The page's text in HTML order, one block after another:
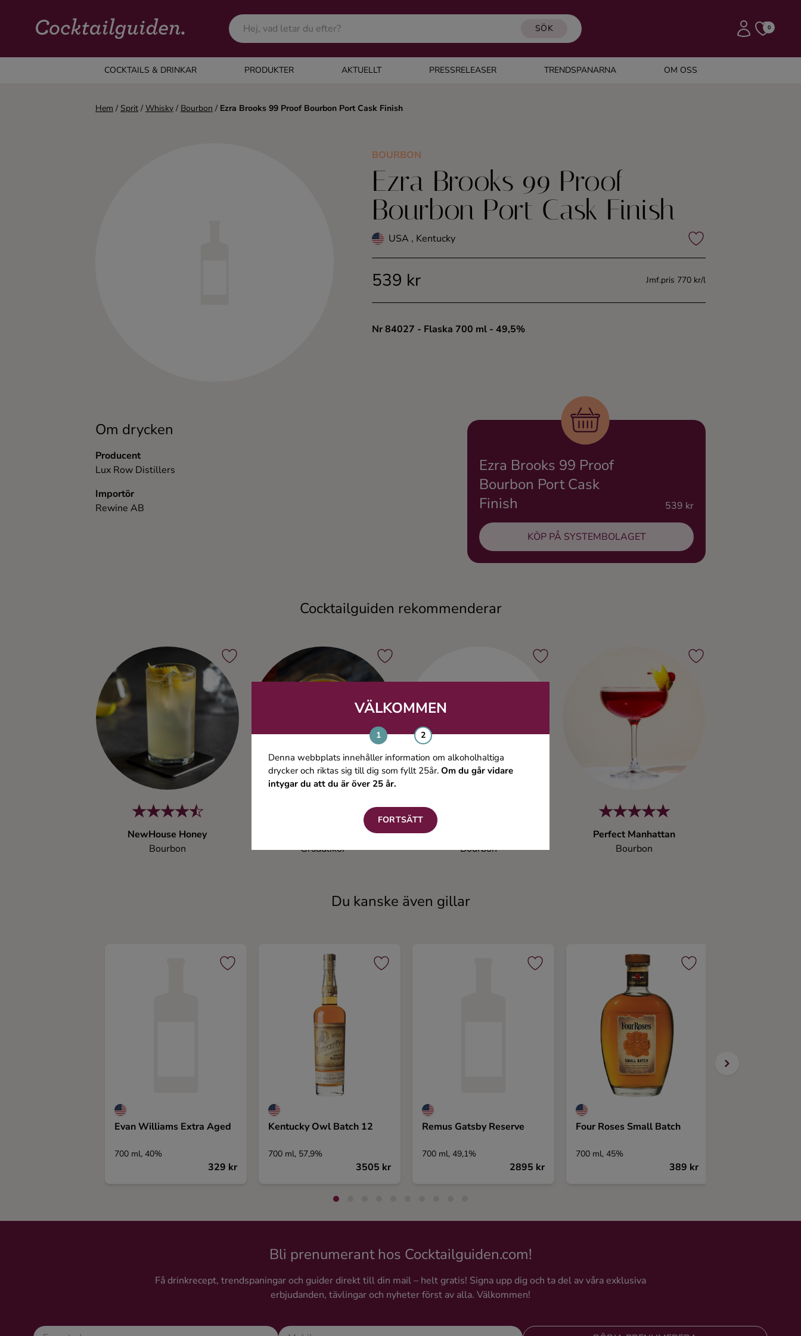
SÖK 0
COCKTAILS & DRINKAR PRODUKTER AKTUELLT PRESSRELEASER TRENDSPANARNA OM OSS
COCKTAILS & DRINKAR
Alla cocktails & drinkar
VÄLKOMMEN
Denna webbplats innehåller information om alkoholhaltiga
drycker och riktas sig till dig som fyllt 25år. Om du går vidare
intygar du att du är över 25 år.
FORTSÄTT
Hem / Sprit / Whisky / Bourbon / Ezra Brooks 99 Proof Bourbon Port Cask Finish
BOURBON
Ezra Brooks 99 Proof
Bourbon Port Cask Finish
USA , Kentucky
539 kr Jmf.pris 770 kr/l
Nr 84027 - Flaska 700 ml - 49,5%
Om drycken
Producent
Lux Row Distillers
Importör
Rewine AB
Ezra Brooks 99 Proof
Bourbon Port Cask
Finish
539 kr
KÖP PÅ SYSTEMBOLAGET
Cocktailguiden rekommenderar
NewHouse Honey
Bourbon
Gräddlikör
Bourbon
Perfect Manhattan
Bourbon
Du kanske även gillar
Evan Williams Extra Aged
700 ml, 40%
329 kr
Kentucky Owl Batch 12
700 ml, 57,9%
3505 kr
Remus Gatsby Reserve
700 ml, 49,1%
2895 kr
Four Roses Small Batch
700 ml, 45%
389 kr
Bli prenumerant hos Cocktailguiden.com!
Få drinkrecept, trendspaningar och guider direkt till din mail – helt gratis! Signa upp dig och ta del av våra exklusiva
erbjudanden, tävlingar och nyheter först av alla. Välkommen!